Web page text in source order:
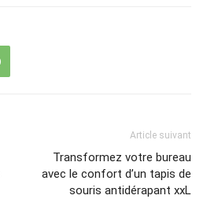
Article suivant
Transformez votre bureau
avec le confort d’un tapis de
souris antidérapant xxL